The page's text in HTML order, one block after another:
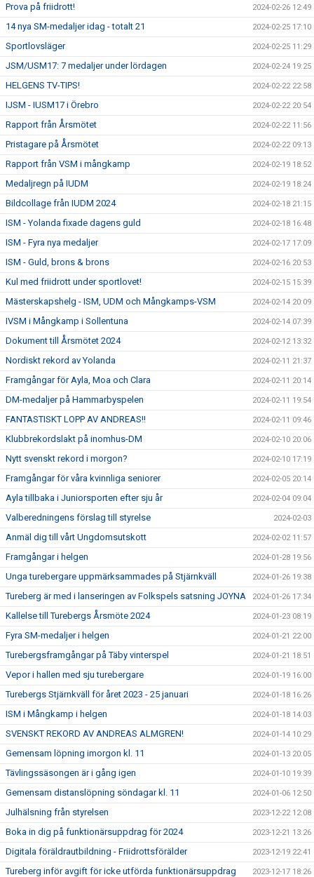
Prova på friidrott! 2024-02-26 12:49
14 nya SM-medaljer idag - totalt 21 2024-02-25 17:10
Sportlovsläger 2024-02-25 11:29
JSM/USM17: 7 medaljer under lördagen 2024-02-24 19:25
HELGENS TV-TIPS! 2024-02-22 22:58
IJSM - IUSM17 i Örebro 2024-02-22 20:54
Rapport från Årsmötet 2024-02-22 11:56
Pristagare på Årsmötet 2024-02-22 09:13
Rapport från VSM i mångkamp 2024-02-19 18:52
Medaljregn på IUDM 2024-02-19 18:24
Bildcollage från IUDM 2024 2024-02-18 21:15
ISM - Yolanda fixade dagens guld 2024-02-18 16:48
ISM - Fyra nya medaljer 2024-02-17 17:09
ISM - Guld, brons & brons 2024-02-16 20:53
Kul med friidrott under sportlovet! 2024-02-15 15:39
Mästerskapshelg - ISM, UDM och Mångkamps-VSM 2024-02-14 20:09
IVSM i Mångkamp i Sollentuna 2024-02-14 07:39
Dokument till Årsmötet 2024 2024-02-12 13:32
Nordiskt rekord av Yolanda 2024-02-11 21:37
Framgångar för Ayla, Moa och Clara 2024-02-11 20:14
DM-medaljer på Hammarbyspelen 2024-02-11 19:54
FANTASTISKT LOPP AV ANDREAS!! 2024-02-11 09:46
Klubbrekordslakt på inomhus-DM 2024-02-10 20:06
Nytt svenskt rekord i morgon? 2024-02-10 17:19
Framgångar för våra kvinnliga seniorer 2024-02-05 20:14
Ayla tillbaka i Juniorsporten efter sju år 2024-02-04 09:04
Valberedningens förslag till styrelse 2024-02-03
Anmäl dig till vårt Ungdomsutskott 2024-02-02 11:57
Framgångar i helgen 2024-01-28 19:56
Unga turebergare uppmärksammades på Stjärnkväll 2024-01-26 19:38
Tureberg är med i lanseringen av Folkspels satsning JOYNA 2024-01-26 17:34
Kallelse till Turebergs Årsmöte 2024 2024-01-23 08:19
Fyra SM-medaljer i helgen 2024-01-21 22:00
Turebergsframgångar på Täby vinterspel 2024-01-21 18:51
Vepor i hallen med sju turebergare 2024-01-19 16:00
Turebergs Stjärnkväll för året 2023 - 25 januari 2024-01-18 16:26
ISM i Mångkamp i helgen 2024-01-18 14:03
SVENSKT REKORD AV ANDREAS ALMGREN! 2024-01-14 10:29
Gemensam löpning imorgon kl. 11 2024-01-13 20:05
Tävlingssäsongen är i gång igen 2024-01-10 19:39
Gemensam distanslöpning söndagar kl. 11 2024-01-06 12:50
Julhälsning från styrelsen 2023-12-22 12:08
Boka in dig på funktionärsuppdrag för 2024 2023-12-21 13:26
Digitala föräldrautbildning - Friidrottsförälder 2023-12-19 22:41
Tureberg inför avgift för icke utförda funktionärsuppdrag 2023-12-17 18:26